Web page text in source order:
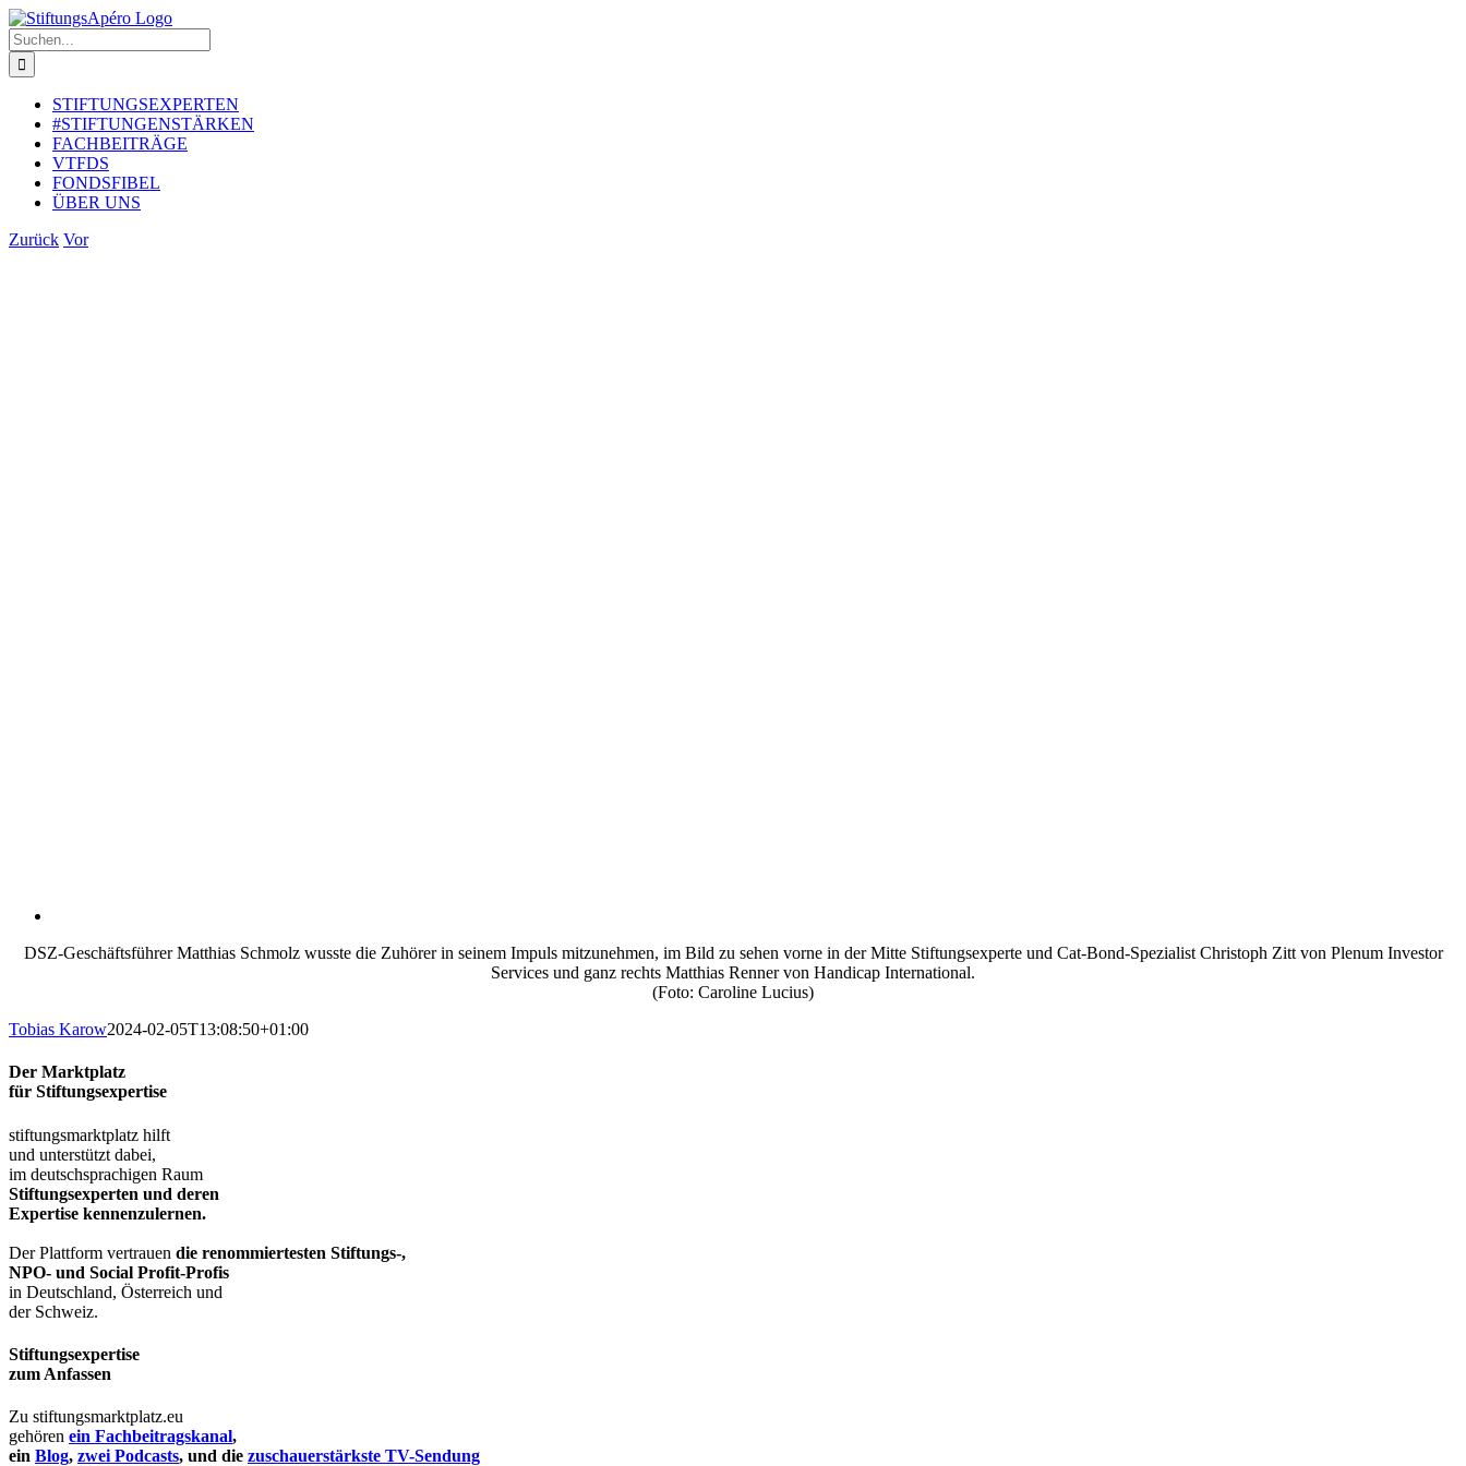
Zum
Inhalt
springen
Suche
nach:
STIFTUNGSEXPERTEN
#STIFTUNGENSTÄRKEN
FACHBEITRÄGE
VTFDS
FONDSFIBEL
ÜBER UNS
Zurück Vor
DSZ-Geschäftsführer Matthias Schmolz wusste die Zuhörer in seinem Impuls mitzunehmen, im Bild zu sehen vorne in der Mitte Stiftungsexperte und Cat-Bond-Spezialist Christoph Zitt von Plenum Investor
Services und ganz rechts Matthias Renner von Handicap International.
(Foto: Caroline Lucius)
Tobias Karow2024-02-05T13:08:50+01:00
Der Marktplatz
für Stiftungsexpertise
stiftungsmarktplatz hilft
und unterstützt dabei,
im deutschsprachigen Raum
Stiftungsexperten und deren
Expertise kennenzulernen.
Der Plattform vertrauen die renommiertesten Stiftungs-,
NPO- und Social Profit-Profis
in Deutschland, Österreich und
der Schweiz.
Stiftungsexpertise
zum Anfassen
Zu stiftungsmarktplatz.eu
gehören ein Fachbeitragskanal,
ein Blog, zwei Podcasts, und die zuschauerstärkste TV-Sendung